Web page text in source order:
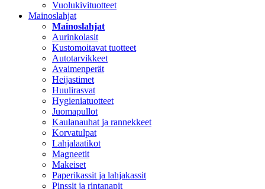
Vuolukivituotteet
Mainoslahjat
Mainoslahjat
Aurinkolasit
Kustomoitavat tuotteet
Autotarvikkeet
Avaimenperät
Heijastimet
Huulirasvat
Hygieniatuotteet
Juomapullot
Kaulanauhat ja rannekkeet
Korvatulpat
Lahjalaatikot
Magneetit
Makeiset
Paperikassit ja lahjakassit
Pinssit ja rintanapit